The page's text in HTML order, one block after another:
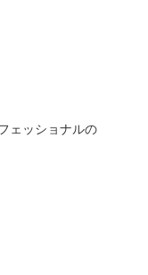
ェッショナルの